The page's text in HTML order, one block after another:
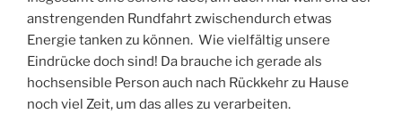
anstrengenden Rundfahrt zwischendurch etwas
Energie tanken zu können. Wie vielfältig unsere
Eindrücke doch sind! Da brauche ich gerade als
hochsensible Person auch nach Rückkehr zu Hause
noch viel Zeit, um das alles zu verarbeiten.